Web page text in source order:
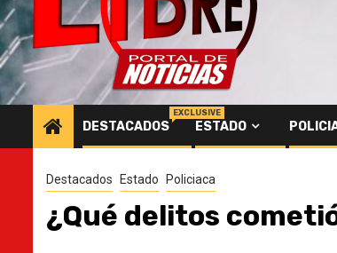
DESTACADOS
EXCLUSIVE
ESTADO
Destacados Estado Policiaca
¿Qué delitos